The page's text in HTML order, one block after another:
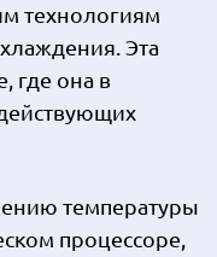
технологиям
Эта
где она в
температуры
процессоре,